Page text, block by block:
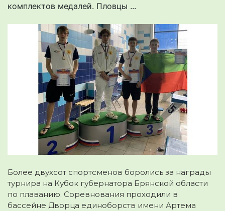
комплектов медалей. Пловцы ...
Более двухсот спортсменов боролись за награды
турнира на Кубок губернатора Брянской области
по плаванию. Соревнования проходили в
бассейне Дворца единоборств имени Артема